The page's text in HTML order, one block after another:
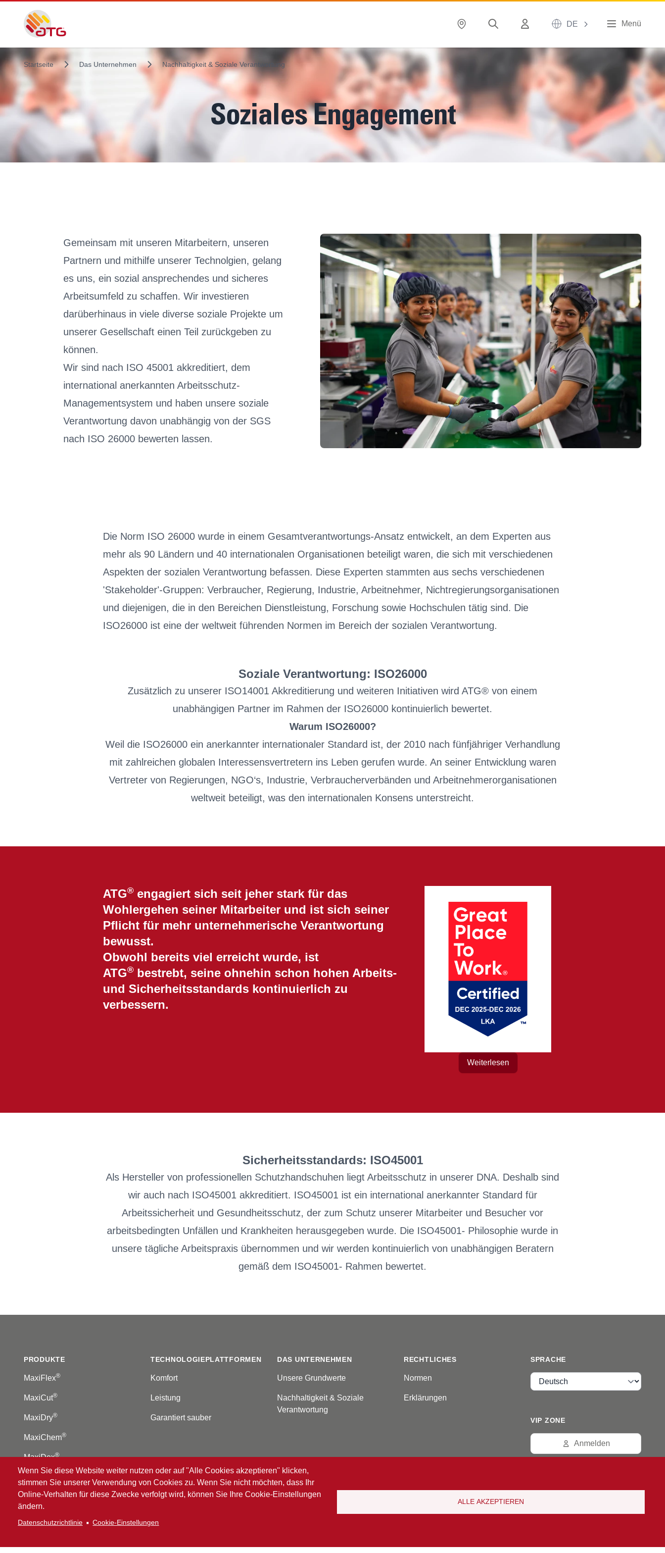
DE Menü
Startseite Das Unternehmen Nachhaltigkeit & Soziale Verantwortung
Soziales Engagement
Gemeinsam mit unseren Mitarbeitern, unseren
Partnern und mithilfe unserer Technolgien, gelang
es uns, ein sozial ansprechendes und sicheres
Arbeitsumfeld zu schaffen. Wir investieren
darüberhinaus in viele diverse soziale Projekte um
unserer Gesellschaft einen Teil zurückgeben zu
können.
Wir sind nach ISO 45001 akkreditiert, dem
international anerkannten Arbeitsschutz-
Managementsystem und haben unsere soziale
Verantwortung davon unabhängig von der SGS
nach ISO 26000 bewerten lassen.
Die Norm ISO 26000 wurde in einem Gesamtverantwortungs-Ansatz entwickelt, an dem Experten aus
mehr als 90 Ländern und 40 internationalen Organisationen beteiligt waren, die sich mit verschiedenen
Aspekten der sozialen Verantwortung befassen. Diese Experten stammten aus sechs verschiedenen
'Stakeholder'-Gruppen: Verbraucher, Regierung, Industrie, Arbeitnehmer, Nichtregierungsorganisationen
und diejenigen, die in den Bereichen Dienstleistung, Forschung sowie Hochschulen tätig sind. Die
ISO26000 ist eine der weltweit führenden Normen im Bereich der sozialen Verantwortung.
Soziale Verantwortung: ISO26000
Zusätzlich zu unserer ISO14001 Akkreditierung und weiteren Initiativen wird ATG® von einem
unabhängigen Partner im Rahmen der ISO26000 kontinuierlich bewertet.
Warum ISO26000?
Weil die ISO26000 ein anerkannter internationaler Standard ist, der 2010 nach fünfjähriger Verhandlung
mit zahlreichen globalen Interessensvertretern ins Leben gerufen wurde. An seiner Entwicklung waren
Vertreter von Regierungen, NGO‘s, Industrie, Verbraucherverbänden und Arbeitnehmerorganisationen
weltweit beteiligt, was den internationalen Konsens unterstreicht.
ATG® engagiert sich seit jeher stark für das
Wohlergehen seiner Mitarbeiter und ist sich seiner
Pflicht für mehr unternehmerische Verantwortung
bewusst.
Obwohl bereits viel erreicht wurde, ist
ATG® bestrebt, seine ohnehin schon hohen Arbeits-
und Sicherheitsstandards kontinuierlich zu
verbessern.
Weiterlesen
Sicherheitsstandards: ISO45001
Als Hersteller von professionellen Schutzhandschuhen liegt Arbeitsschutz in unserer DNA. Deshalb sind
wir auch nach ISO45001 akkreditiert. ISO45001 ist ein international anerkannter Standard für
Arbeitssicherheit und Gesundheitsschutz, der zum Schutz unserer Mitarbeiter und Besucher vor
arbeitsbedingten Unfällen und Krankheiten herausgegeben wurde. Die ISO45001- Philosophie wurde in
unsere tägliche Arbeitspraxis übernommen und wir werden kontinuierlich von unabhängigen Beratern
gemäß dem ISO45001- Rahmen bewertet.
PRODUKTE
MaxiFlex®
MaxiCut®
MaxiDry®
MaxiChem®
MaxiDex®
TECHNOLOGIEPLATTFORMEN
Komfort
Leistung
Garantiert sauber
DAS UNTERNEHMEN
Unsere Grundwerte
Nachhaltigkeit & Soziale
Verantwortung
RECHTLICHES
Normen
Erklärungen
Wenn Sie diese Website weiter nutzen oder auf "Alle Cookies akzeptieren" klicken,
stimmen Sie unserer Verwendung von Cookies zu. Wenn Sie nicht möchten, dass Ihr
Online-Verhalten für diese Zwecke verfolgt wird, können Sie Ihre Cookie-Einstellungen
ändern.
Datenschutzrichtlinie Cookie-Einstellungen
ALLE AKZEPTIEREN
SPRACHE
Sprache
VIP ZONE
Anmelden
© 2026 ATG ®
Intelligent Glove Solutions. Alle Rechte vorbehalten.